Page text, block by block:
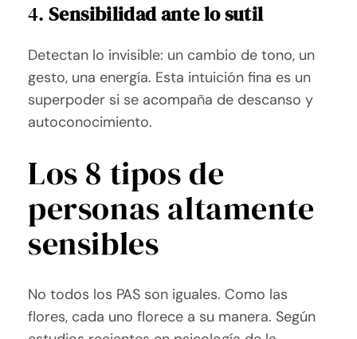
4.Sensibilidad ante lo sutil
Detectan lo invisible: un cambio de tono, un
gesto, una energía. Esta intuición fina es un
superpoder si se acompaña de descanso y
autoconocimiento.
Los 8 tipos de
personas altamente
sensibles
No todos los PAS son iguales. Como las
flores, cada uno florece a su manera. Según